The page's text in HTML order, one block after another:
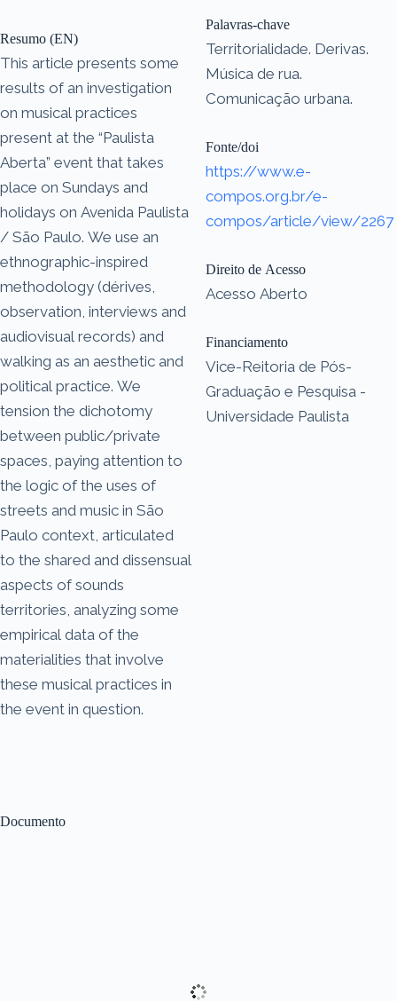
Documento
Resumo (EN)
This article presents some
results of an investigation
on musical practices
present at the “Paulista
Aberta” event that takes
place on Sundays and
holidays on Avenida Paulista
/ São Paulo. We use an
ethnographic-inspired
methodology (dérives,
observation, interviews and
audiovisual records) and
walking as an aesthetic and
political practice. We
tension the dichotomy
between public/private
spaces, paying attention to
the logic of the uses of
streets and music in São
Paulo context, articulated
to the shared and dissensual
aspects of sounds
territories, analyzing some
empirical data of the
materialities that involve
these musical practices in
the event in question.
Palavras-chave
Territorialidade. Derivas.
Música de rua.
Comunicação urbana.
Fonte/doi
https://www.e-
compos.org.br/e-
compos/article/view/2267
Direito de Acesso
Acesso Aberto
Financiamento
Vice-Reitoria de Pós-
Graduação e Pesquisa -
Universidade Paulista